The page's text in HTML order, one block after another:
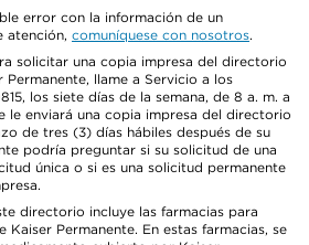
error con la información de un
atención, comuníquese con nosotros.
solicitar una copia impresa del directorio
llame a Servicio a los
los siete días de la semana, de 8 a. m. a
le enviará una copia impresa del directorio
de tres (3) días hábiles después de su
podría preguntar si su solicitud de una
única o si es una solicitud permanente
directorio incluye las farmacias para
Kaiser Permanente. En estas farmacias, se